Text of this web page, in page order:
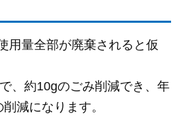
用量全部が廃棄されると仮
、約10gのごみ削減でき、年
減になります。